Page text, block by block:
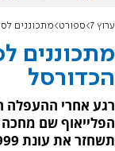
ערוץ 7 ספורט מתכוננים
מתכוננים
הכדורסל
רגע אחרי ההעפלה
הפלייאוף שם
תשחזר את עונת 1999?